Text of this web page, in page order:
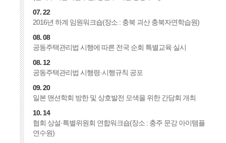
07. 22
2016년 하계 임원워크숍(장소 : 충북 괴산 충북자연학습원)
08. 08
공동주택관리법 시행에 따른 전국 순회 특별교육 실시
08. 12
공동주택관리법 시행령·시행규칙 공포
09. 20
일본 맨션학회 방한 및 상호발전 모색을 위한 간담회 개최
10. 14
협회 상설·특별위원회 연합워크숍(장소 : 충주 문강 아이템플
연수원)